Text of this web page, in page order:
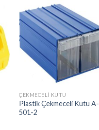
ÇEKMECELI KUTU
Plastik Çekmeceli Kutu A-
501-2